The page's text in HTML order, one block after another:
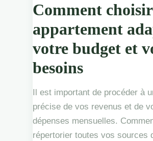
Comment
appartement
votre budget et
besoins
Il est important de procéder à
précise de vos revenus et de
dépenses mensuelles.
répertorier toutes vos sources